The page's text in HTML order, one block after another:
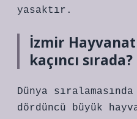
yasaktır.
İzmir
kaçıncı sırada?
Dünya
dördüncü büyük